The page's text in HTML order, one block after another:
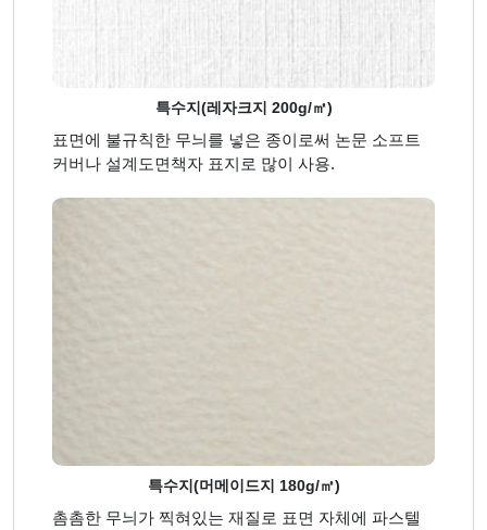
특수지(레자크지 200g/㎡)
표면에 불규칙한 무늬를 넣은 종이로써 논문 소프트
커버나 설계도면책자 표지로 많이 사용.
특수지(머메이드지 180g/㎡)
촘촘한 무늬가 찍혀있는 재질로 표면 자체에 파스텔